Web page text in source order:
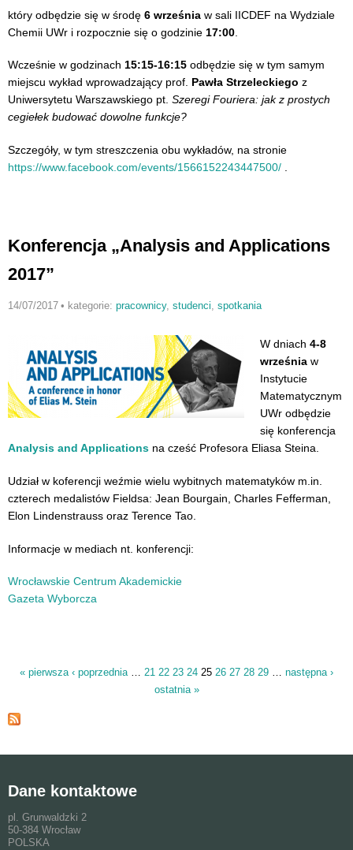
który odbędzie się w środę 6 września w sali IICDEF na Wydziale
Chemii UWr i rozpocznie się o godzinie 17:00
Wcześnie w godzinach 15:15-16:15 odbędzie się w tym samym
miejscu wykład wprowadzający prof. Pawła Strzeleckiego z
Uniwersytetu Warszawskiego pt. Szeregi Fouriera: jak z prostych
cegiełek budować dowolne funkcje?
Szczegóły, w tym streszczenia obu wykładów, na stronie
https://www.facebook.com/events/1566152243447500/
Konferencja „Analysis and Applications
2017”
14/07/2017 • kategorie: pracownicy, studenci, spotkania
W dniach 4-8
września w
Instytucie
Matematycznym
UWr odbędzie
się konferencja
Analysis and Applications na cześć Profesora Eliasa Steina.
Udział w koferencji weźmie wielu wybitnych matematyków m.in.
czterech medalistów Fieldsa: Jean Bourgain, Charles Fefferman,
Elon Lindenstrauss oraz Terence Tao.
Informacje w mediach nt. konferencji:
Wrocławskie Centrum Akademickie
Gazeta Wyborcza
« pierwsza ‹ poprzednia 21 22 23 24 25 26 27 28 29
następna ›
ostatnia »
Dane kontaktowe
pl. Grunwaldzki 2
50-384 Wrocław
POLSKA